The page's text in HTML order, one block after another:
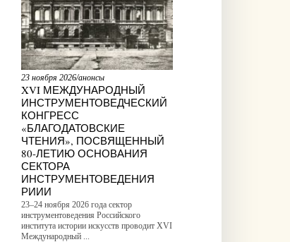
23 ноября 2026/анонсы
XVI МЕЖДУНАРОДНЫЙ
ИНСТРУМЕНТОВЕДЧЕСКИЙ
КОНГРЕСС
«БЛАГОДАТОВСКИЕ
ЧТЕНИЯ», ПОСВЯЩЕННЫЙ
80-ЛЕТИЮ ОСНОВАНИЯ
СЕКТОРА
ИНСТРУМЕНТОВЕДЕНИЯ
РИИИ
23–24 ноября 2026 года сектор
инструментоведения Российского
института истории искусств проводит XVI
Международный ...